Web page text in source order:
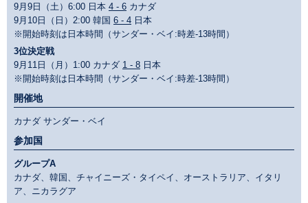
9月9日（土）6:00 日本 4 - 6 カナダ
9月10日（日）2:00 韓国 6 - 4 日本
※開始時刻は日本時間（サンダー・ベイ:時差-13時間）
3位決定戦
9月11日（月）1:00 カナダ 1 - 8 日本
※開始時刻は日本時間（サンダー・ベイ:時差-13時間）
開催地
カナダ サンダー・ベイ
参加国
グループA
カナダ、韓国、チャイニーズ・タイペイ、オーストラリア、イタリ
ア、ニカラグア